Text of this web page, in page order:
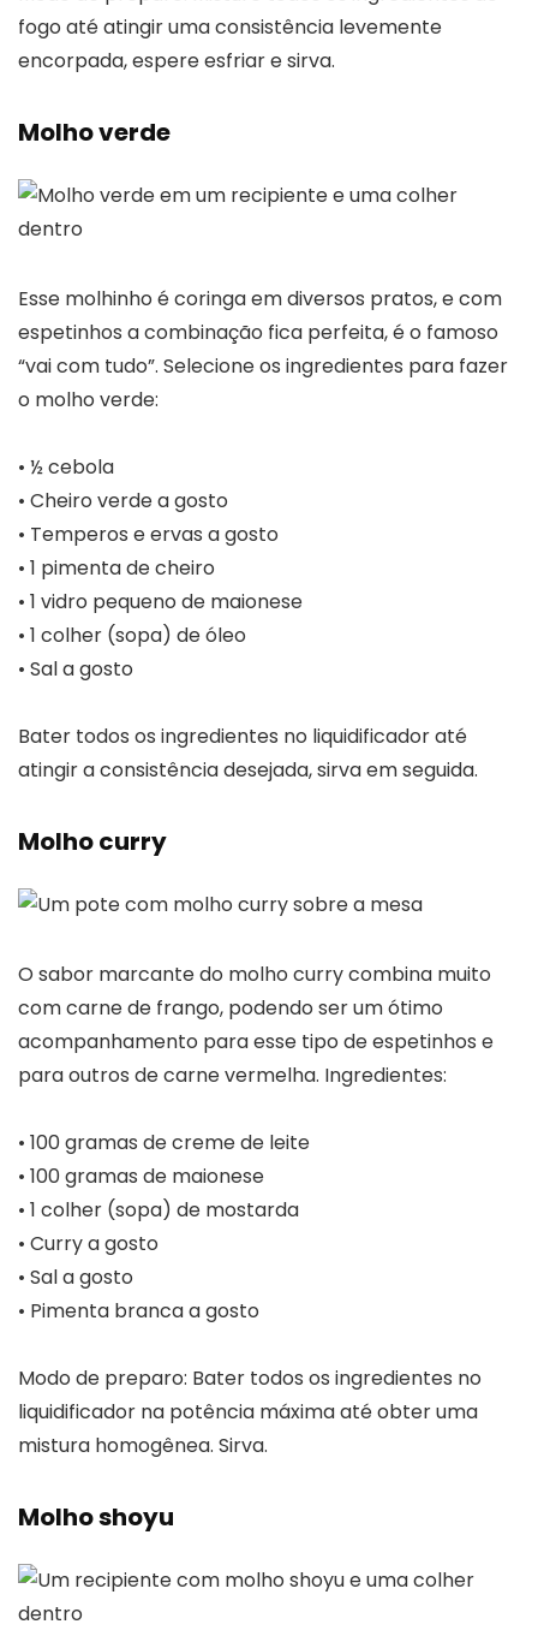
fogo até atingir uma consistência levemente
encorpada, espere esfriar e sirva.
Molho verde
Esse molhinho é coringa em diversos pratos, e com
espetinhos a combinação fica perfeita, é o famoso
“vai com tudo”. Selecione os ingredientes para fazer
o molho verde:
• ½ cebola
• Cheiro verde a gosto
• Temperos e ervas a gosto
• 1 pimenta de cheiro
• 1 vidro pequeno de maionese
• 1 colher (sopa) de óleo
• Sal a gosto
Bater todos os ingredientes no liquidificador até
atingir a consistência desejada, sirva em seguida.
Molho curry
O sabor marcante do molho curry combina muito
com carne de frango, podendo ser um ótimo
acompanhamento para esse tipo de espetinhos e
para outros de carne vermelha. Ingredientes:
• 100 gramas de creme de leite
• 100 gramas de maionese
• 1 colher (sopa) de mostarda
• Curry a gosto
• Sal a gosto
• Pimenta branca a gosto
Modo de preparo: Bater todos os ingredientes no
liquidificador na potência máxima até obter uma
mistura homogênea. Sirva.
Molho shoyu